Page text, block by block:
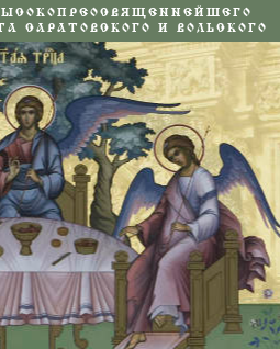
САРАТОВСКОГО И ВОЛЬСКОГО